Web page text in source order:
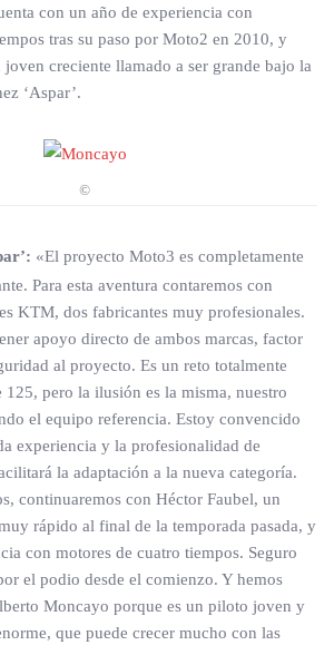
con un año de experiencia con
tras su paso por Moto2 en 2010, y
creciente llamado a ser grande bajo la
‘Aspar’.
©
«El proyecto Moto3 es completamente
Para esta aventura contaremos con
KTM, dos fabricantes muy profesionales.
apoyo directo de ambos marcas, factor
al proyecto. Es un reto totalmente
pero la ilusión es la misma, nuestro
el equipo referencia. Estoy convencido
experiencia y la profesionalidad de
la adaptación a la nueva categoría.
continuaremos con Héctor Faubel, un
rápido al final de la temporada pasada, y
con motores de cuatro tiempos. Seguro
el podio desde el comienzo. Y hemos
Moncayo porque es un piloto joven y
que puede crecer mucho con las